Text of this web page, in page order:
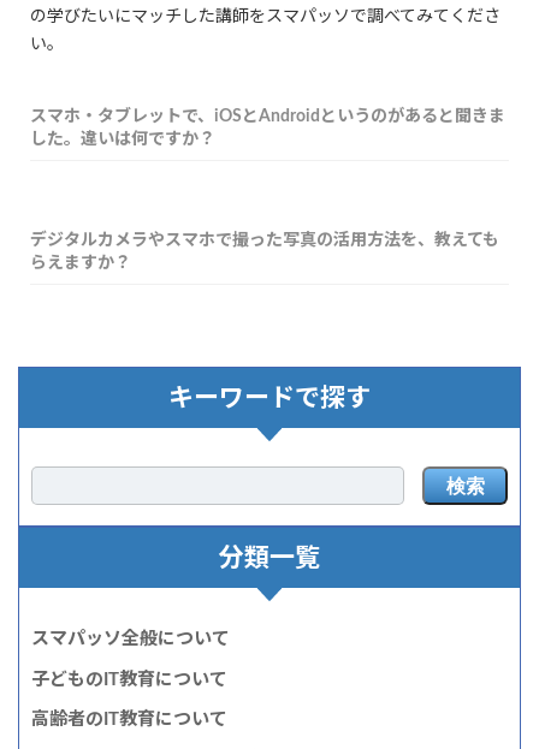
の学びたいにマッチした講師をスマパッソで調べてみてくださ
い。
スマホ・タブレットで、iOSとAndroidというのがあると聞きま
した。違いは何ですか？
デジタルカメラやスマホで撮った写真の活用方法を、教えても
らえますか？
キーワードで探す
検索
分類一覧
スマパッソ全般について
子どものIT教育について
高齢者のIT教育について